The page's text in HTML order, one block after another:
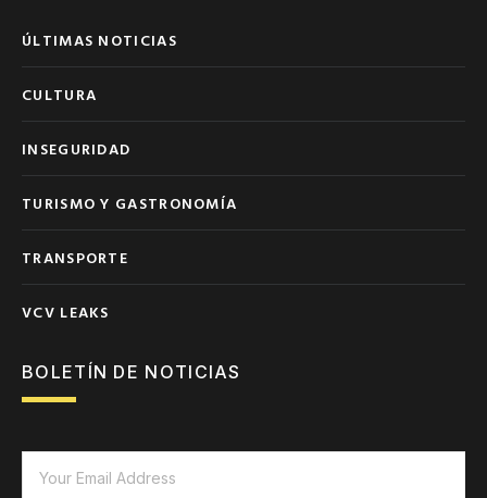
ÚLTIMAS NOTICIAS
CULTURA
INSEGURIDAD
TURISMO Y GASTRONOMÍA
TRANSPORTE
VCV LEAKS
BOLETÍN DE NOTICIAS